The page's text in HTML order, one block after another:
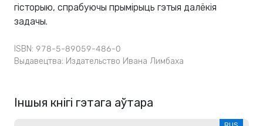
гісторыю, спрабуючы прымірыць гэтыя далёкія
задачы.
ISBN: 978-5-89059-486-0
Выдавецтва: Издательство Ивана Лимбаха
Іншыя кнігі гэтага аўтара